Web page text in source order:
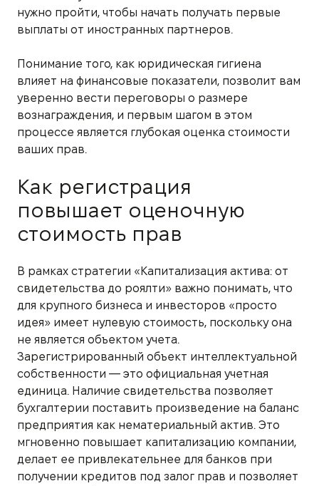
нужно пройти, чтобы начать получать первые
выплаты от иностранных партнеров.
Понимание того, как юридическая гигиена
влияет на финансовые показатели, позволит вам
уверенно вести переговоры о размере
вознаграждения, и первым шагом в этом
процессе является глубокая оценка стоимости
ваших прав.
Как регистрация
повышает оценочную
стоимость прав
В рамках стратегии «Капитализация актива: от
свидетельства до роялти» важно понимать, что
для крупного бизнеса и инвесторов «просто
идея» имеет нулевую стоимость, поскольку она
не является объектом учета.
Зарегистрированный объект интеллектуальной
собственности — это официальная учетная
единица. Наличие свидетельства позволяет
бухгалтерии поставить произведение на баланс
предприятия как нематериальный актив. Это
мгновенно повышает капитализацию компании,
делает ее привлекательнее для банков при
получении кредитов под залог прав и позволяет